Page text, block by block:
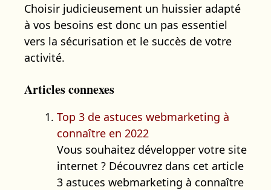
Choisir judicieusement un huissier adapté
à vos besoins est donc un pas essentiel
vers la sécurisation et le succès de votre
activité.
Articles connexes
Top 3 de astuces webmarketing à
connaître en 2022
Vous souhaitez développer votre site
internet ? Découvrez dans cet article
3 astuces webmarketing à connaître